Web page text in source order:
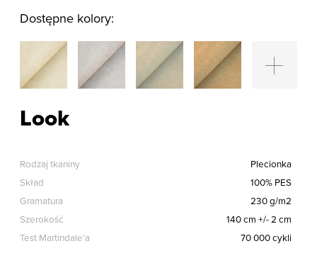
Dostępne kolory:
Look
Rodzaj tkaniny
Plecionka
Skład
100% PES
Gramatura
230 g/m2
Szerokość
140 cm +/- 2 cm
Test Martindale’a
70 000 cykli